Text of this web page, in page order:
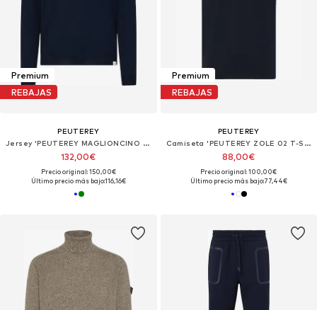
Premium
REBAJAS
PEUTEREY
Jersey 'PEUTEREY MAGLIONCINO DODOS 04 Maglieria'
132,00€
Precio original: 150,00€
Último precio más bajo:116,16€
Premium
REBAJAS
PEUTEREY
Camiseta 'PEUTEREY ZOLE 02 T-SHIRT'
88,00€
Precio original: 100,00€
Último precio más bajo:77,44€